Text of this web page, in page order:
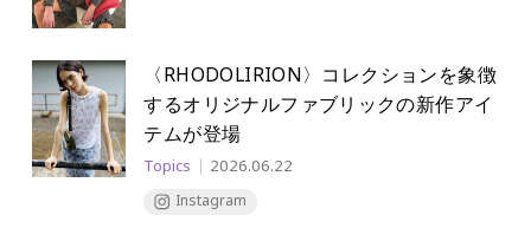
〈RHODOLIRION〉コレクションを象徴
するオリジナルファブリックの新作アイ
テムが登場
Topics 2026.06.22
Instagram